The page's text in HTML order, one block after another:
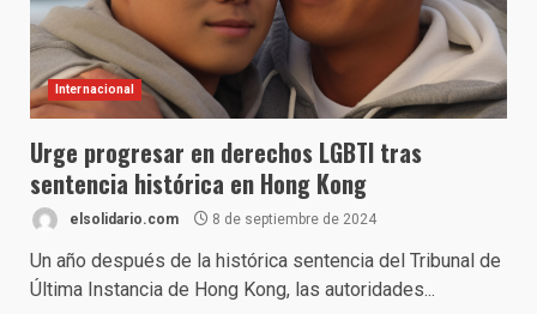
Internacional
Urge progresar en derechos LGBTI tras
sentencia histórica en Hong Kong
elsolidario.com 8 de septiembre de 2024
Un año después de la histórica sentencia del Tribunal de
Última Instancia de Hong Kong, las autoridades...